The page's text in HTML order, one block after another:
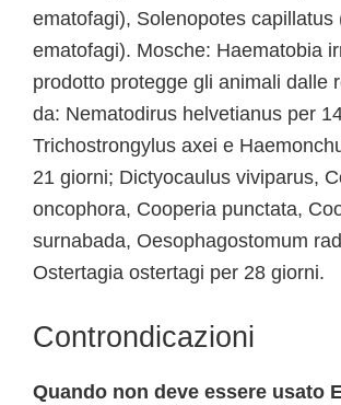
ematofagi), Solenopotes capillatus
ematofagi). Mosche: Haematobia
prodotto protegge gli animali dalle
da: Nematodirus helvetianus per
Trichostrongylus axei e
21 giorni; Dictyocaulus viviparus,
oncophora, Cooperia punctata,
surnabada, Oesophagostomum
Ostertagia ostertagi per 28 giorni.
Controndicazioni
Quando non deve essere usato